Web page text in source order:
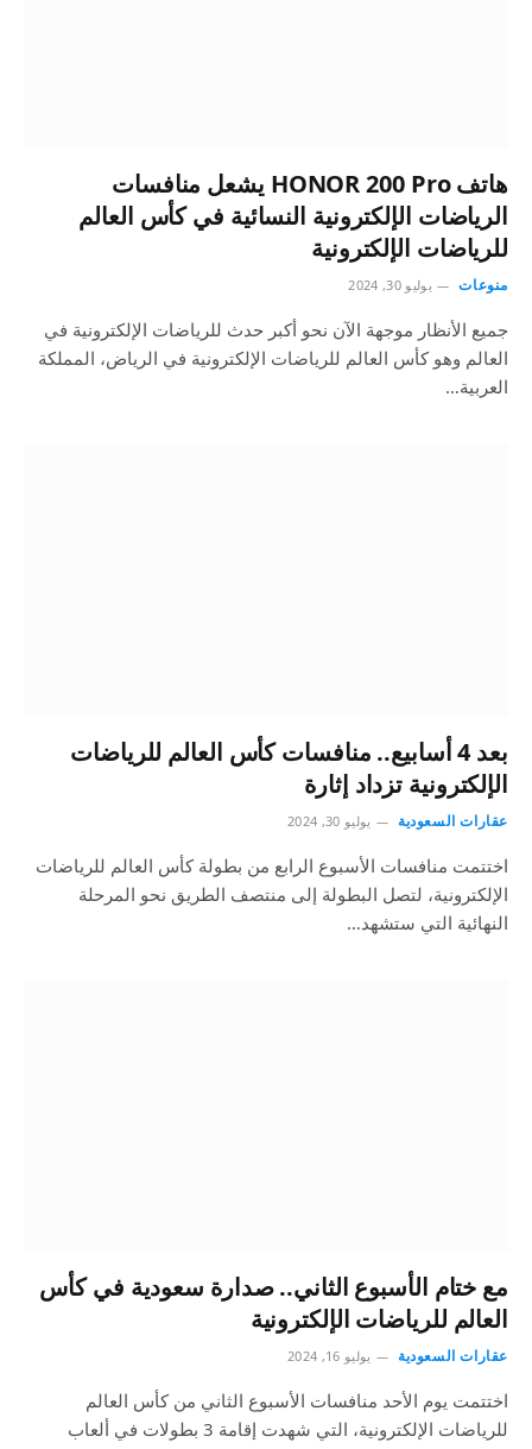
هاتف HONOR 200 Pro يشعل منافسات
الرياضات الإلكترونية النسائية في كأس العالم
للرياضات الإلكترونية
منوعات يوليو 30, 2024
جميع الأنظار موجهة الآن نحو أكبر حدث للرياضات الإلكترونية في
العالم وهو كأس العالم للرياضات الإلكترونية في الرياض، المملكة
العربية…
بعد 4 أسابيع.. منافسات كأس العالم للرياضات
الإلكترونية تزداد إثارة
عقارات السعودية يوليو 30, 2024
اختتمت منافسات الأسبوع الرابع من بطولة كأس العالم للرياضات
الإلكترونية، لتصل البطولة إلى منتصف الطريق نحو المرحلة
النهائية التي ستشهد…
مع ختام الأسبوع الثاني.. صدارة سعودية في كأس
العالم للرياضات الإلكترونية
عقارات السعودية يوليو 16, 2024
اختتمت يوم الأحد منافسات الأسبوع الثاني من كأس العالم
للرياضات الإلكترونية، التي شهدت إقامة 3 بطولات في ألعاب